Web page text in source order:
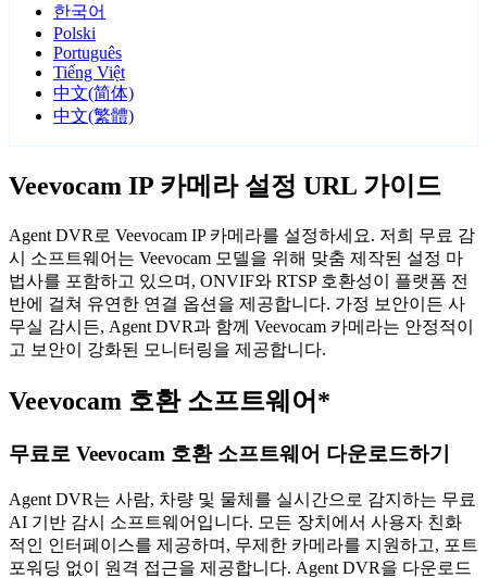
한국어
Polski
Português
Tiếng Việt
中文(简体)
中文(繁體)
Veevocam IP 카메라 설정 URL 가이드
Agent DVR로 Veevocam IP 카메라를 설정하세요. 저희 무료 감
시 소프트웨어는 Veevocam 모델을 위해 맞춤 제작된 설정 마
법사를 포함하고 있으며, ONVIF와 RTSP 호환성이 플랫폼 전
반에 걸쳐 유연한 연결 옵션을 제공합니다. 가정 보안이든 사
무실 감시든, Agent DVR과 함께 Veevocam 카메라는 안정적이
고 보안이 강화된 모니터링을 제공합니다.
Veevocam 호환 소프트웨어*
무료로 Veevocam 호환 소프트웨어 다운로드하기
Agent DVR는 사람, 차량 및 물체를 실시간으로 감지하는 무료
AI 기반 감시 소프트웨어입니다. 모든 장치에서 사용자 친화
적인 인터페이스를 제공하며, 무제한 카메라를 지원하고, 포트
포워딩 없이 원격 접근을 제공합니다. Agent DVR을 다운로드